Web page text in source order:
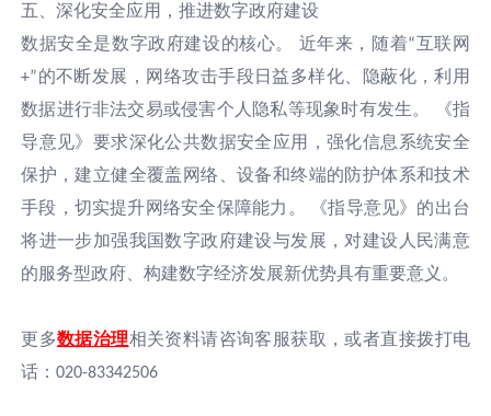
五、深化安全应用，推进数字政府建设
数据安全是数字政府建设的核心。
近年来，随着“互联网
+”的不断发展，网络攻击手段日益多样化、隐蔽化，利用
数据进行非法交易或侵害个人隐私等现象时有发生。 《指
导意见》要求深化公共数据安全应用，强化信息系统安全
保护，建立健全覆盖网络、设备和终端的防护体系和技术
手段，切实提升网络安全保障能力。 《指导意见》的出台
将进一步加强我国数字政府建设与发展，对建设人民满意
的服务型政府、构建数字经济发展新优势具有重要意义。
更多数据治理相关资料请咨询客服获取，或者直接拨打电
话：020-83342506